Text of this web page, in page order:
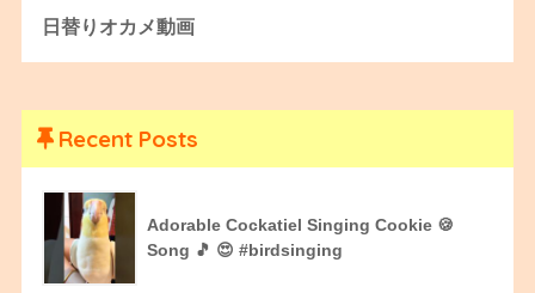
日替りオカメ動画
Recent Posts
Adorable Cockatiel Singing Cookie 🍪
Song 🎵 😍 #birdsinging